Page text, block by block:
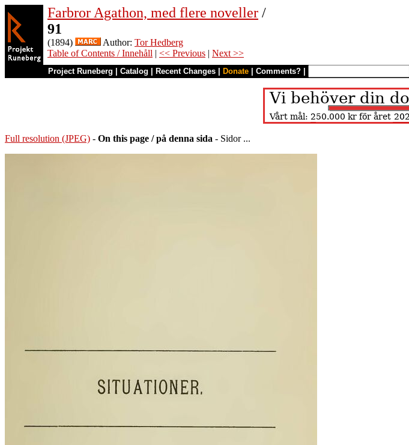
Farbror Agathon, med flere noveller /
91
(1894) Author: Tor Hedberg
Table of Contents / Innehåll | << Previous | Next >>
Project Runeberg Catalog Recent Changes Donate Comments?
Full resolution (JPEG) - On this page / på denna sida - Sidor ...